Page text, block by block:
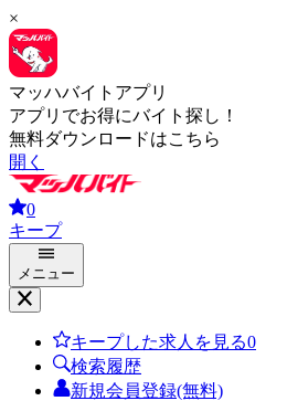
×
マッハバイトアプリ
アプリでお得にバイト探し！
無料ダウンロードはこちら
開く
0
キープ
メニュー
キープした求人を見る0
検索履歴
新規会員登録(無料)